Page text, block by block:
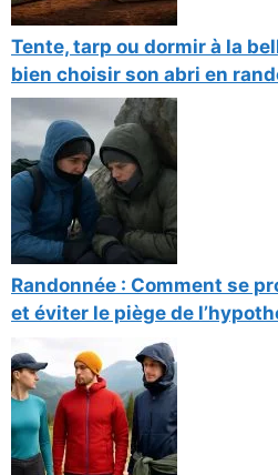
Tente, tarp ou dormir à la
bien choisir son abri en
Randonnée : Comment se
et éviter le piège de